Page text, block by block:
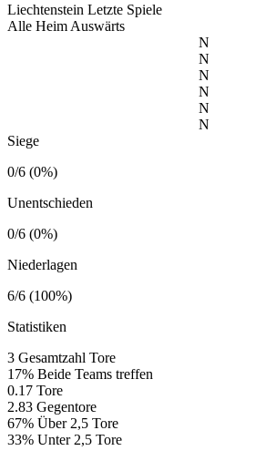
Liechtenstein Letzte Spiele
Alle Heim Auswärts
N
N
N
N
N
N
Siege
0/6 (0%)
Unentschieden
0/6 (0%)
Niederlagen
6/6 (100%)
Statistiken
3 Gesamtzahl Tore
17% Beide Teams treffen
0.17 Tore
2.83 Gegentore
67% Über 2,5 Tore
33% Unter 2,5 Tore